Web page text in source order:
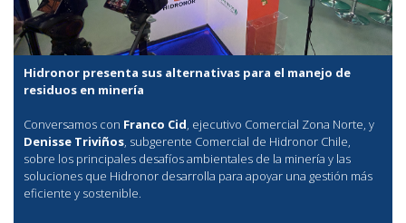
Hidronor presenta sus alternativas para el manejo de
residuos en minería
Conversamos con Franco Cid, ejecutivo Comercial Zona Norte, y
Denisse Triviños, subgerente Comercial de Hidronor Chile,
sobre los principales desafíos ambientales de la minería y las
soluciones que Hidronor desarrolla para apoyar una gestión más
eficiente y sostenible.